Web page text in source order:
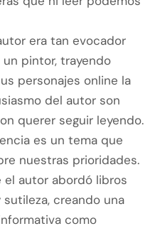
era tan evocador
pintor, trayendo
personajes online la
del autor son
querer seguir leyendo.
es un tema que
nuestras prioridades.
el autor abordó libros
creando una
como